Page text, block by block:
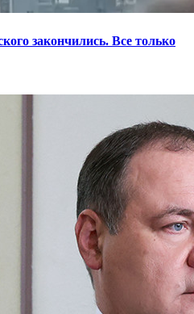
закончились. Все только